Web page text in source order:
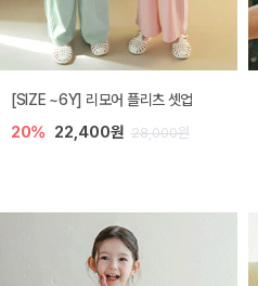
[SIZE ~6Y] 리모어 플리츠 셋업
20% 22,400원 28,000원